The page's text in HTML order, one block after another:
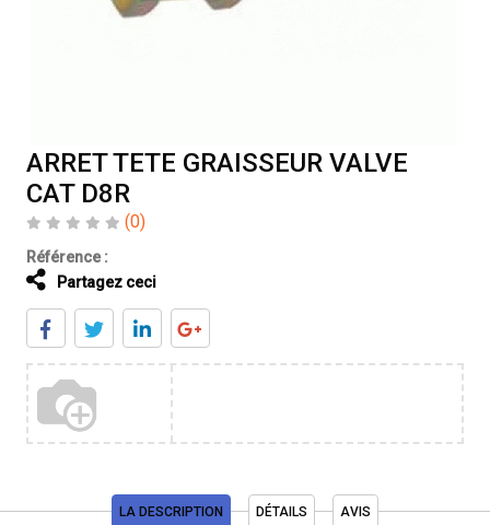
ARRET TETE GRAISSEUR VALVE
CAT D8R
(0)
Référence :
Partagez ceci
LA DESCRIPTION DÉTAILS AVIS